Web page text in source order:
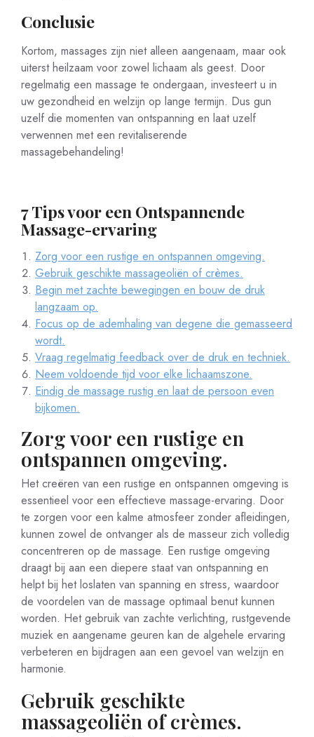
Conclusie
Kortom, massages zijn niet alleen aangenaam, maar ook
uiterst heilzaam voor zowel lichaam als geest. Door
regelmatig een massage te ondergaan, investeert u in
uw gezondheid en welzijn op lange termijn. Dus gun
uzelf die momenten van ontspanning en laat uzelf
verwennen met een revitaliserende
massagebehandeling!
7 Tips voor een Ontspannende
Massage-ervaring
Zorg voor een rustige en ontspannen omgeving.
Gebruik geschikte massageoliën of crèmes.
Begin met zachte bewegingen en bouw de druk
langzaam op.
Focus op de ademhaling van degene die gemasseerd
wordt.
Vraag regelmatig feedback over de druk en techniek.
Neem voldoende tijd voor elke lichaamszone.
Eindig de massage rustig en laat de persoon even
bijkomen.
Zorg voor een rustige en
ontspannen omgeving.
Het creëren van een rustige en ontspannen omgeving is
essentieel voor een effectieve massage-ervaring. Door
te zorgen voor een kalme atmosfeer zonder afleidingen,
kunnen zowel de ontvanger als de masseur zich volledig
concentreren op de massage. Een rustige omgeving
draagt bij aan een diepere staat van ontspanning en
helpt bij het loslaten van spanning en stress, waardoor
de voordelen van de massage optimaal benut kunnen
worden. Het gebruik van zachte verlichting, rustgevende
muziek en aangename geuren kan de algehele ervaring
verbeteren en bijdragen aan een gevoel van welzijn en
harmonie.
Gebruik geschikte
massageoliën of crèmes.